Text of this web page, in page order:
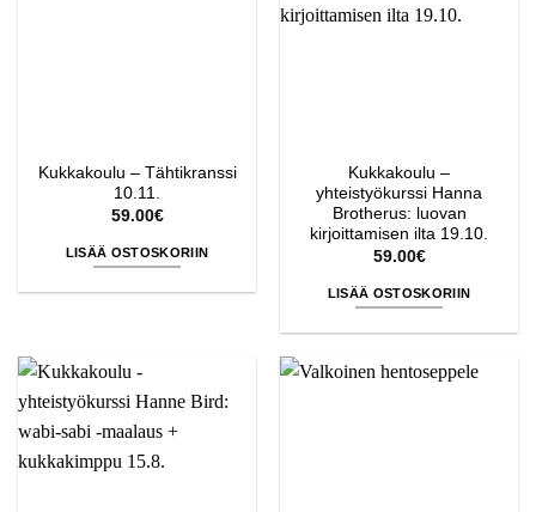
Kukkakoulu – Tähtikranssi
10.11.
59.00€
LISÄÄ OSTOSKORIIN
Kukkakoulu –
yhteistyökurssi Hanna
Brotherus: luovan
kirjoittamisen ilta 19.10.
59.00€
LISÄÄ OSTOSKORIIN